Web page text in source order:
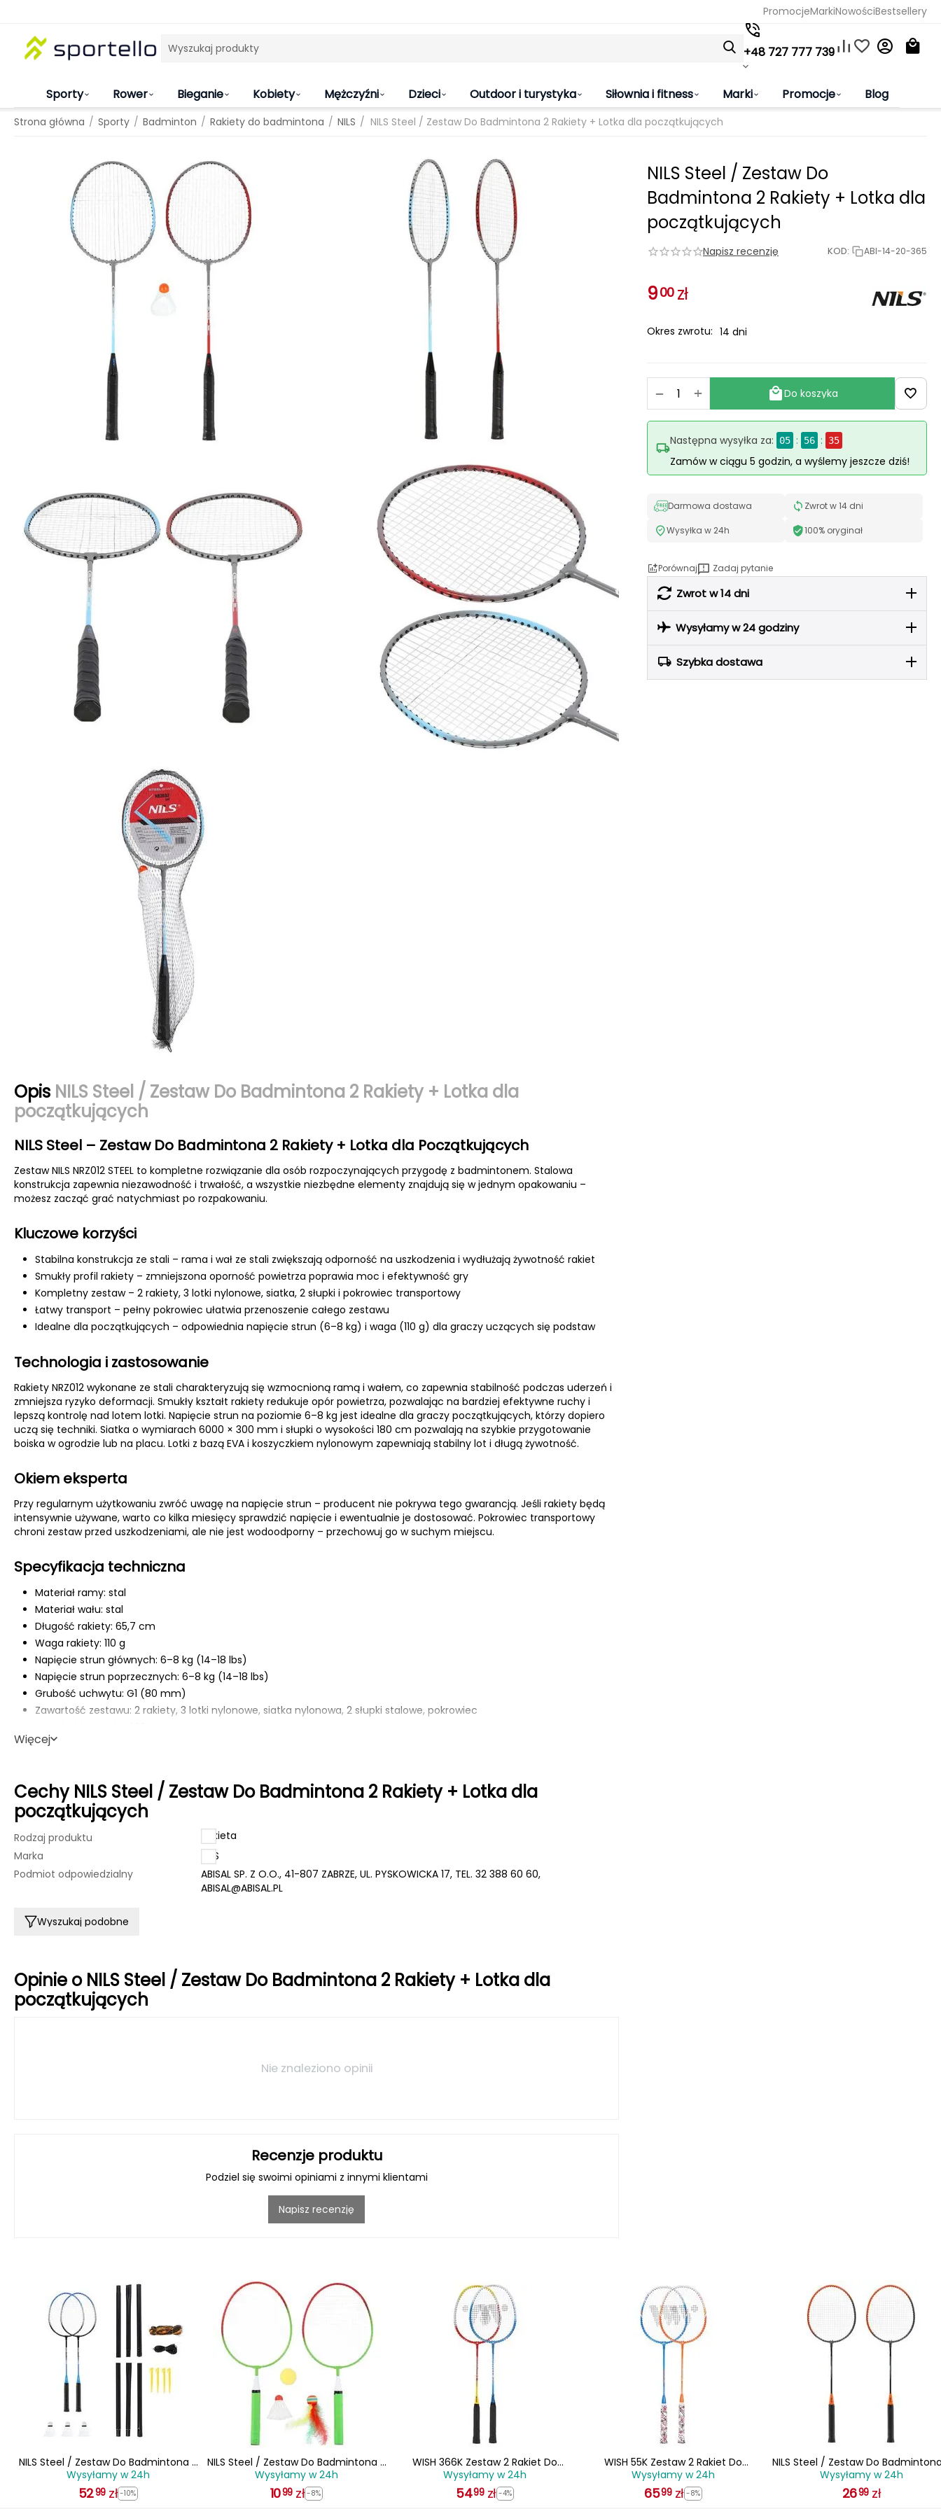
PromocjeMarkiNowościBestsellery
+48 727 777 739
Sporty Rower Bieganie Kobiety Mężczyźni Dzieci Outdoor i turystyka Siłownia i fitness Marki Promocje Blog
Strona główna / Sporty / Badminton / Rakiety do badmintona / NILS / NILS Steel / Zestaw Do Badmintona 2 Rakiety + Lotka dla początkujących
NILS Steel / Zestaw Do
Badmintona 2 Rakiety + Lotka dla
początkujących
Napisz recenzję KOD: ABI-14-20-365
900 zł
Okres zwrotu: 14 dni
+
− Do koszyka
Następna wysyłka za: 05 : 56 : 35
Zamów w ciągu 5 godzin, a wyślemy jeszcze dziś!
Darmowa dostawa Zwrot w 14 dni
Wysyłka w 24h 100% oryginał
Porównaj Zadaj pytanie
Zwrot w 14 dni
Wysyłamy w 24 godziny
Szybka dostawa
Opis NILS Steel / Zestaw Do Badmintona 2 Rakiety + Lotka dla
początkujących
NILS Steel – Zestaw Do Badmintona 2 Rakiety + Lotka dla Początkujących
Zestaw NILS NRZ012 STEEL to kompletne rozwiązanie dla osób rozpoczynających przygodę z badmintonem. Stalowa
konstrukcja zapewnia niezawodność i trwałość, a wszystkie niezbędne elementy znajdują się w jednym opakowaniu –
możesz zacząć grać natychmiast po rozpakowaniu.
Kluczowe korzyści
Stabilna konstrukcja ze stali – rama i wał ze stali zwiększają odporność na uszkodzenia i wydłużają żywotność rakiet
Smukły profil rakiety – zmniejszona oporność powietrza poprawia moc i efektywność gry
Kompletny zestaw – 2 rakiety, 3 lotki nylonowe, siatka, 2 słupki i pokrowiec transportowy
Łatwy transport – pełny pokrowiec ułatwia przenoszenie całego zestawu
Idealne dla początkujących – odpowiednia napięcie strun (6–8 kg) i waga (110 g) dla graczy uczących się podstaw
Technologia i zastosowanie
Rakiety NRZ012 wykonane ze stali charakteryzują się wzmocnioną ramą i wałem, co zapewnia stabilność podczas uderzeń i
zmniejsza ryzyko deformacji. Smukły kształt rakiety redukuje opór powietrza, pozwalając na bardziej efektywne ruchy i
lepszą kontrolę nad lotem lotki. Napięcie strun na poziomie 6–8 kg jest idealne dla graczy początkujących, którzy dopiero
uczą się techniki. Siatka o wymiarach 6000 × 300 mm i słupki o wysokości 180 cm pozwalają na szybkie przygotowanie
boiska w ogrodzie lub na placu. Lotki z bazą EVA i koszyczkiem nylonowym zapewniają stabilny lot i długą żywotność.
Okiem eksperta
Przy regularnym użytkowaniu zwróć uwagę na napięcie strun – producent nie pokrywa tego gwarancją. Jeśli rakiety będą
intensywnie używane, warto co kilka miesięcy sprawdzić napięcie i ewentualnie je dostosować. Pokrowiec transportowy
chroni zestaw przed uszkodzeniami, ale nie jest wodoodporny – przechowuj go w suchym miejscu.
Specyfikacja techniczna
Materiał ramy: stal
Materiał wału: stal
Długość rakiety: 65,7 cm
Waga rakiety: 110 g
Napięcie strun głównych: 6–8 kg (14–18 lbs)
Napięcie strun poprzecznych: 6–8 kg (14–18 lbs)
Grubość uchwytu: G1 (80 mm)
Zawartość zestawu: 2 rakiety, 3 lotki nylonowe, siatka nylonowa, 2 słupki stalowe, pokrowiec
Średnica słupków: 19 mm
Materiał lotki – koszyczek: nylon
Gwarancja: 24 miesiące (nie obejmuje napięcia strun)
Przeznaczenie: użytek rekreacyjny, nie do użytku komercyjnego
Więcej
Cechy NILS Steel / Zestaw Do Badmintona 2 Rakiety + Lotka dla
początkujących
Rodzaj produktu
Rakieta
Marka
NILS
Podmiot odpowiedzialny
ABISAL SP. Z O.O., 41-807 ZABRZE, UL. PYSKOWICKA 17, TEL. 32 388 60 60,
ABISAL@ABISAL.PL
Wyszukaj podobne
Opinie o NILS Steel / Zestaw Do Badmintona 2 Rakiety + Lotka dla
początkujących
Nie znaleziono opinii
Recenzje produktu
Podziel się swoimi opiniami z innymi klientami
Napisz recenzję
NILS Steel / Zestaw Do Badmintona 2
Rakiety + 3 Lotki + Siatka + Pokrowiec
Wysyłamy w 24h
5299 zł -10%
NILS Steel / Zestaw Do Badmintona 2
Rakiety + Lotki + Piłeczki dla dzieci
Wysyłamy w 24h
1099 zł -8%
WISH 366K Zestaw 2 Rakiet Do
Badmintona
Wysyłamy w 24h
5499 zł -4%
WISH 55K Zestaw 2 Rakiet Do
Badmintona + Lotki 3 Szt
Wysyłamy w 24h
6599 zł -8%
NILS Steel / Zestaw Do
Rakiety pomarańczowe +
Wysyłamy w 24h
2699 zł